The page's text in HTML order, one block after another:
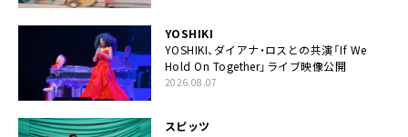
YOSHIKI
YOSHIKI、ダイアナ・ロスとの共演「If We
Hold On Together」ライブ映像公開
2026.08.07
スピッツ